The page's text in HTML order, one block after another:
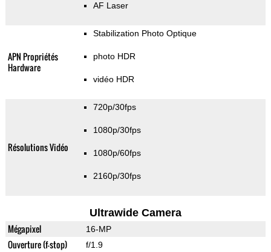
AF Laser
APN Propriétés
Hardware
Stabilization Photo Optique
photo HDR
vidéo HDR
Résolutions Vidéo
720p/30fps
1080p/30fps
1080p/60fps
2160p/30fps
Ultrawide Camera
Mégapixel 16-MP
Ouverture (f-stop) f/1.9